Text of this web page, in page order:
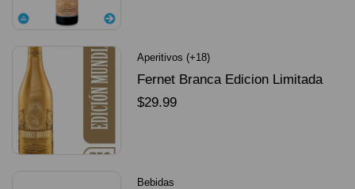
Aperitivos (+18)
Fernet Branca Edicion Limitada
Dorado Mundial
$29.99
Bebidas